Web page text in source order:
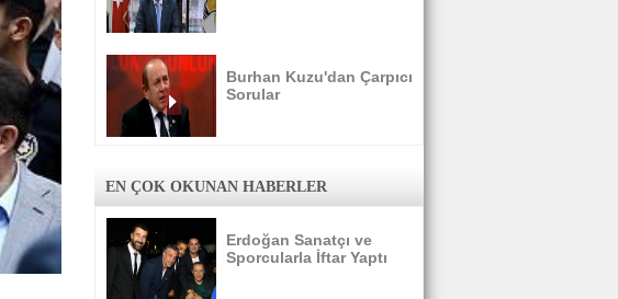
Burhan Kuzu'dan Çarpıcı
Sorular
EN ÇOK OKUNAN HABERLER
Erdoğan Sanatçı ve
Sporcularla İftar Yaptı